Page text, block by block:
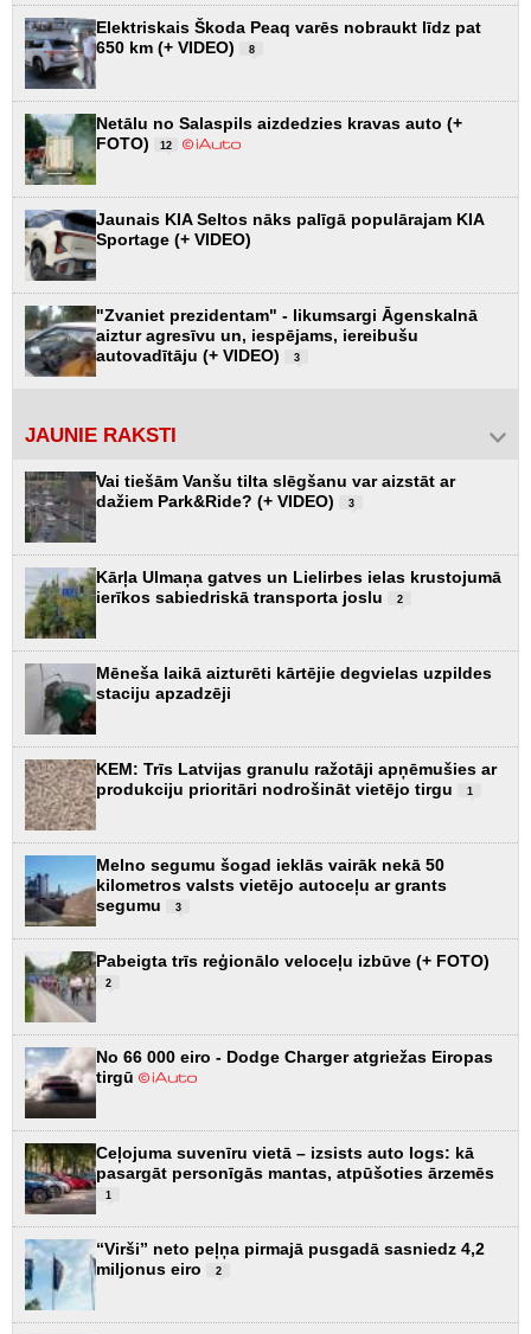
Elektriskais Škoda Peaq varēs nobraukt līdz pat
650 km (+ VIDEO)
8
Netālu no Salaspils aizdedzies kravas auto (+
FOTO)
12
Jaunais KIA Seltos nāks palīgā populārajam KIA
Sportage (+ VIDEO)
"Zvaniet prezidentam" - likumsargi Āgenskalnā
aiztur agresīvu un, iespējams, iereibušu
autovadītāju (+ VIDEO)
3
JAUNIE RAKSTI
Vai tiešām Vanšu tilta slēgšanu var aizstāt ar
dažiem Park&Ride? (+ VIDEO)
3
Kārļa Ulmaņa gatves un Lielirbes ielas krustojumā
ierīkos sabiedriskā transporta joslu
2
Mēneša laikā aizturēti kārtējie degvielas uzpildes
staciju apzadzēji
KEM: Trīs Latvijas granulu ražotāji apņēmušies ar
produkciju prioritāri nodrošināt vietējo tirgu
1
Melno segumu šogad ieklās vairāk nekā 50
kilometros valsts vietējo autoceļu ar grants
segumu
3
Pabeigta trīs reģionālo veloceļu izbūve (+ FOTO)
2
No 66 000 eiro - Dodge Charger atgriežas Eiropas
tirgū
Ceļojuma suvenīru vietā – izsists auto logs: kā
pasargāt personīgās mantas, atpūšoties ārzemēs
1
“Virši” neto peļņa pirmajā pusgadā sasniedz 4,2
miljonus eiro
2